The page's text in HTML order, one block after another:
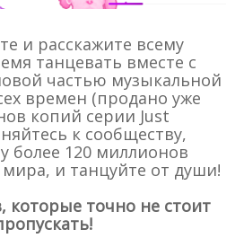
и расскажите всему
танцевать вместе с
частью музыкальной
времен (продано уже
копий серии Just
к сообществу,
более 120 миллионов
мира, и танцуйте от души!
которые точно не стоит